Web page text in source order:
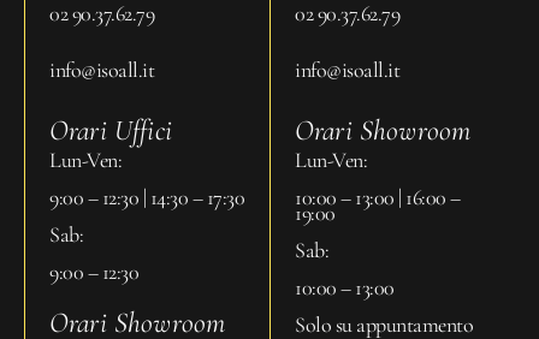
02 90.37.62.79
info@isoall.it
Orari Uffici
Lun-Ven:
9:00 – 12:30 | 14:30 – 17:30
Sab:
9:00 – 12:30
Orari Showroom
02 90.37.62.79
info@isoall.it
Orari Showroom
Lun-Ven:
10:00 – 13:00 | 16:00 –
19:00
Sab:
10:00 – 13:00
Solo su appuntamento